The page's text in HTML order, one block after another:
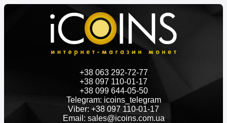
+38 063 292-72-77
+38 097 110-01-17
+38 099 644-05-50
Telegram: icoins_telegram
Viber: +38 097 110-01-17
Email: sales@icoins.com.ua